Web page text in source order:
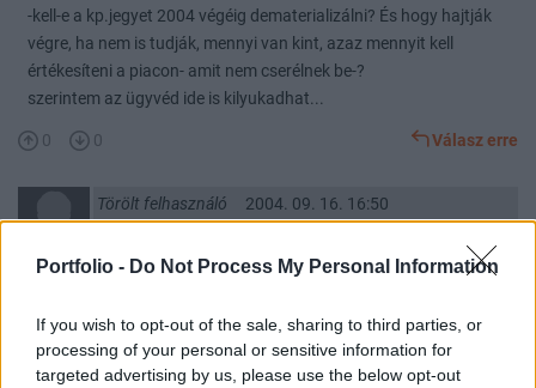
Portfolio - Do Not Process My Personal Information
If you wish to opt-out of the sale, sharing to third parties, or
processing of your personal or sensitive information for
targeted advertising by us, please use the below opt-out
-kell-e a kp.jegyet 2004 végéig dematerializálni? És hogy hajtják
végre, ha nem is tudják, mennyi van kint, azaz mennyit kell
értékesíteni a piacon- amit nem cserélnek be-?
szerintem az ügyvéd ide is kilyukadhat...
0 0 Válasz erre
Törölt felhasználó
2004. 09. 16. 16:50
Jó lenne belelátni a lapokba, de SZVSZ nem úgy tűnik, mintha
tudnak kilépni belőle.
0 0 Válasz erre